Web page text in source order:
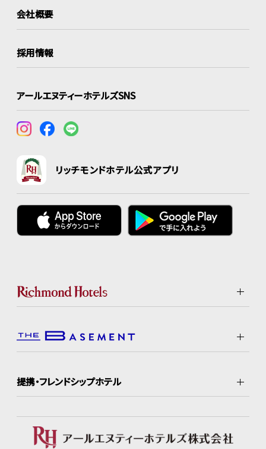
会社概要
採用情報
アールエヌティーホテルズSNS
リッチモンドホテル公式アプリ
提携・フレンドシップホテル